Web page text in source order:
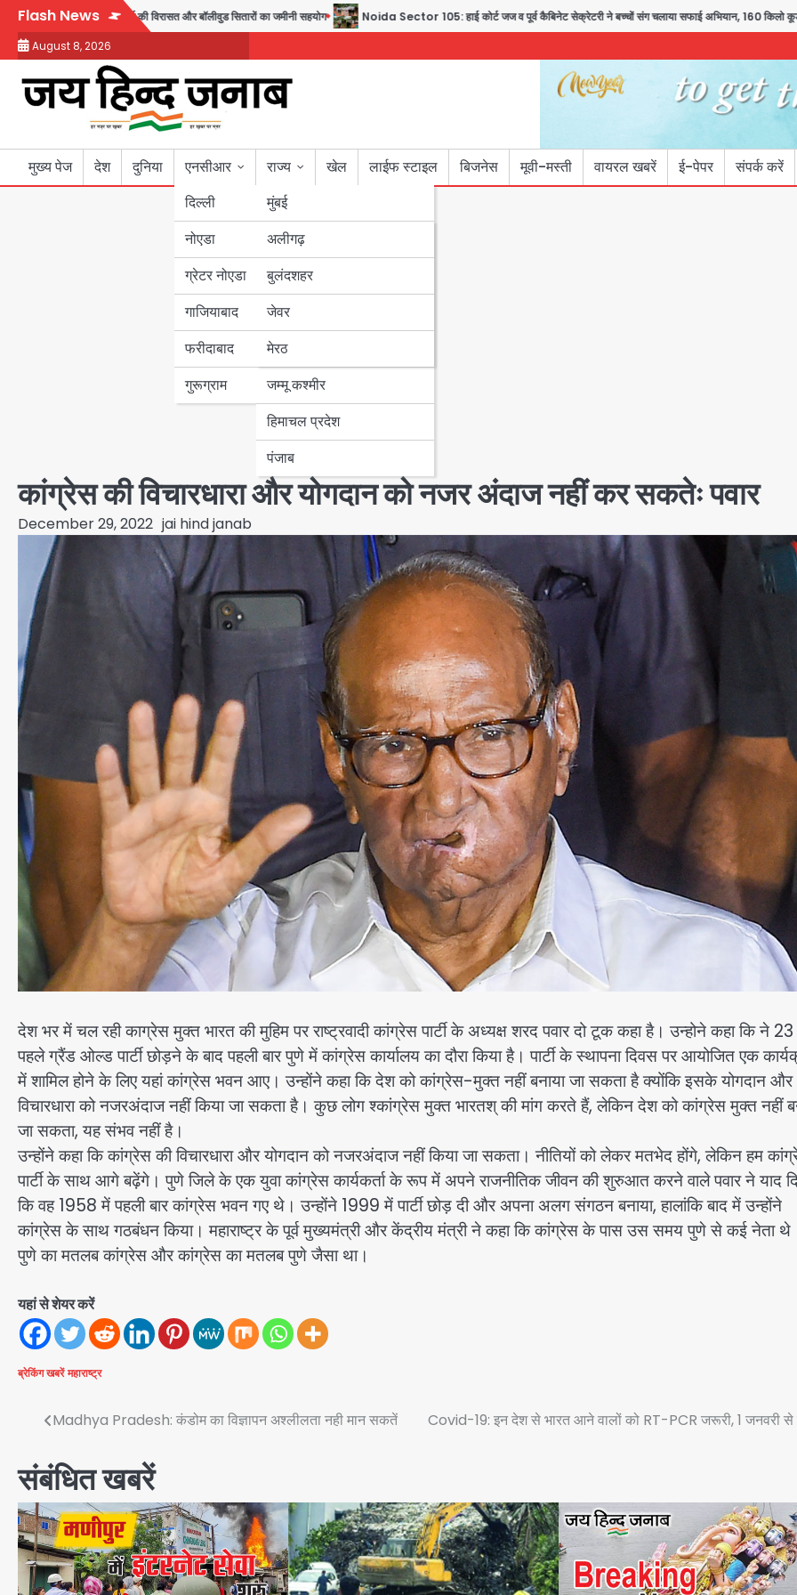
Skip
content
Flash News
जुबीन गर्ग की विरासत और बॉलीवुड सितारों का जमीनी सहयोग Noida Sector 105: हाई कोर्ट जज व पूर्व कैबिनेट सेक्रेटरी ने बच्चों संग चलाया सफाई अभियान, 160 किलो कूड़ा हटाया
August 8, 2026
मुख्य पेज देश दुनिया
एनसीआर
दिल्ली
नोएडा
ग्रेटर नोएडा
गाजियाबाद
फरीदाबाद
गुरूग्राम
राज्य
मुंबई
उत्तर प्रदेश
अलीगढ़
बुलंदशहर
जेवर
मेरठ
बिहार
पंजाब
हरियाणा
जम्मू कश्मीर
हिमाचल प्रदेश
पंजाब
खेल लाईफ स्टाइल बिजनेस मूवी-मस्ती वायरल खबरें ई-पेपर संपर्क करें
कांग्रेस की विचारधारा और योगदान को नजर अंदाज नहीं कर सकतेः पवार
December 29, 2022 jai hind janab
देश भर में चल रही काग्रेस मुक्त भारत की मुहिम पर राष्ट्रवादी कांग्रेस पार्टी के अध्यक्ष शरद पवार दो टूक कहा है। उन्होने कहा कि ने
पहले ग्रैंड ओल्ड पार्टी छोड़ने के बाद पहली बार पुणे में कांग्रेस कार्यालय का दौरा किया है। पार्टी के स्थापना दिवस पर आयोजित एक
में शामिल होने के लिए यहां कांग्रेस भवन आए। उन्होंने कहा कि देश को कांग्रेस-मुक्त नहीं बनाया जा सकता है क्योंकि इसके योगदान और
विचारधारा को नजरअंदाज नहीं किया जा सकता है। कुछ लोग श्कांग्रेस मुक्त भारतश् की मांग करते हैं, लेकिन देश को कांग्रेस मुक्त नहीं
जा सकता, यह संभव नहीं है।
उन्होंने कहा कि कांग्रेस की विचारधारा और योगदान को नजरअंदाज नहीं किया जा सकता। नीतियों को लेकर मतभेद होंगे, लेकिन हम
पार्टी के साथ आगे बढ़ेंगे। पुणे जिले के एक युवा कांग्रेस कार्यकर्ता के रूप में अपने राजनीतिक जीवन की शुरुआत करने वाले पवार ने याद
कि वह 1958 में पहली बार कांग्रेस भवन गए थे। उन्होंने 1999 में पार्टी छोड़ दी और अपना अलग संगठन बनाया, हालांकि बाद में उन्होंने
कांग्रेस के साथ गठबंधन किया। महाराष्ट्र के पूर्व मुख्यमंत्री और केंद्रीय मंत्री ने कहा कि कांग्रेस के पास उस समय पुणे से कई नेता
पुणे का मतलब कांग्रेस और कांग्रेस का मतलब पुणे जैसा था।
यहां से शेयर करें
ब्रेकिंग खबरें महाराष्ट्र
Post
navigation
Madhya Pradesh: कंडोम का विज्ञापन अश्लीलता नही मान सकतें Covid-19: इन देश से भारत आने वालों को RT-PCR जरूरी, 1 जनवरी से
संबंधित खबरें